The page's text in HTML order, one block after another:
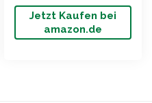
Jetzt Kaufen bei
amazon.de